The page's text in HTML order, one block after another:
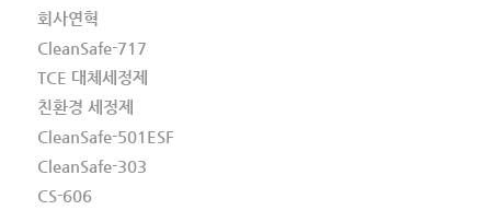
회사연혁
CleanSafe-717
TCE 대체세정제
친환경 세정제
CleanSafe-501ESF
CleanSafe-303
CS-606